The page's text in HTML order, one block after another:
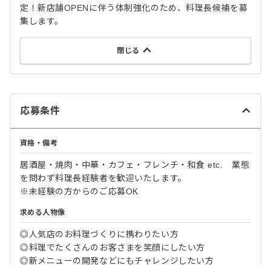
定！新店舗OPENに伴う体制強化のため、料理長候補を募
集します。
閉じる
応募条件
資格・備考
居酒屋・焼肉・中華・カフェ・フレンチ・和食 etc. 業態
を問わず料理長経験者を歓迎いたします。
※未経験の方からのご応募OK
求める人物像
◎人気店のお料理づくりに携わりたい方
◎料理でたくさんのお客さまを笑顔にしたい方
◎新メニューの開発などにもチャレンジしたい方